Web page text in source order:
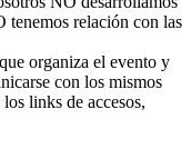
tenemos relación con las
organiza el evento y
con los mismos
links de accesos,